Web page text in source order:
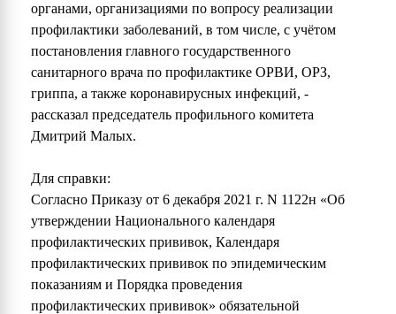
органами, организациями по вопросу реализации
профилактики заболеваний, в том числе, с учётом
постановления главного государственного
санитарного врача по профилактике ОРВИ, ОРЗ,
гриппа, а также коронавирусных инфекций, -
рассказал председатель профильного комитета
Дмитрий Малых.
Для справки:
Согласно Приказу от 6 декабря 2021 г. N 1122н «Об
утверждении Национального календаря
профилактических прививок, Календаря
профилактических прививок по эпидемическим
показаниям и Порядка проведения
профилактических прививок» обязательной